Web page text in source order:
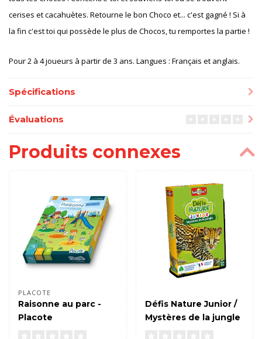
cerises et cacahuètes. Retourne le bon Choco et... c'est gagné ! Si à
la fin c'est toi qui possède le plus de Chocos, tu remportes la partie !
Pour 2 à 4 joueurs à partir de 3 ans. Langues : Français et anglais.
Spécifications
Évaluations
Produits connexes
PLACOTE
Raisonne au parc -
Placote
Défis Nature Junior /
Mystères de la jungle